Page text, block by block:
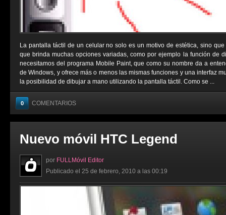
La pantalla táctil de un celular no solo es un motivo de estética, sino
que brinda muchas opciones variadas, como por ejemplo la función de
necesitamos del programa Mobile Paint, que como su nombre da a
de Windows, y ofrece más o menos las mismas funciones y una interfaz
la posibilidad de dibujar a mano utilizando la pantalla táctil. Como se ...
0 COMENTARIOS
Nuevo móvil HTC Legend
por FULLMóvil Editor
Publicado el 25 de febrero, 2010 a las 00:19